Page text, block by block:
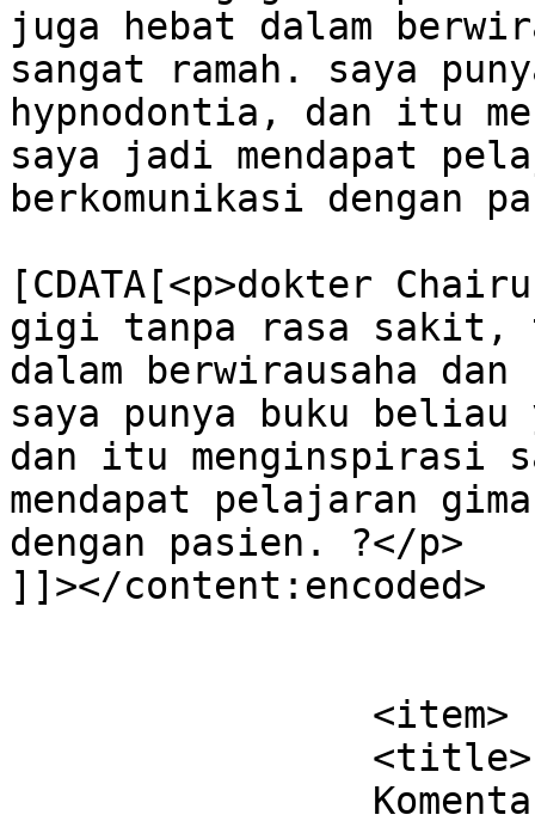
juga hebat dalam
sangat ramah. saya
hypnodontia, dan itu
saya jadi mendapat
berkomunikasi dengan
[CDATA[<p>dokter
gigi tanpa rasa sakit,
dalam berwirausaha
saya punya buku
dan itu menginspirasi
mendapat pelajaran
dengan pasien. ?</p>
]]></content:encoded>